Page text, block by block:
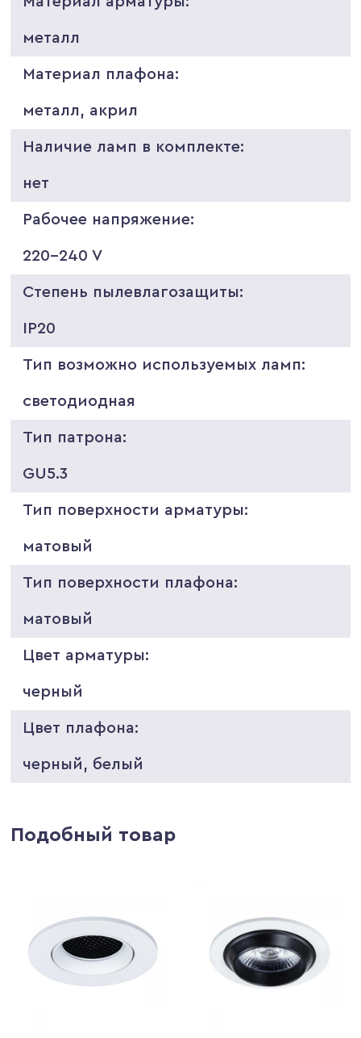
металл
Материал плафона:
металл, акрил
Наличие ламп в комплекте:
нет
Рабочее напряжение:
220-240 V
Степень пылевлагозащиты:
IP20
Тип возможно используемых ламп:
светодиодная
Тип патрона:
GU5.3
Тип поверхности арматуры:
матовый
Тип поверхности плафона:
матовый
Цвет арматуры:
черный
Цвет плафона:
черный, белый
Подобный товар